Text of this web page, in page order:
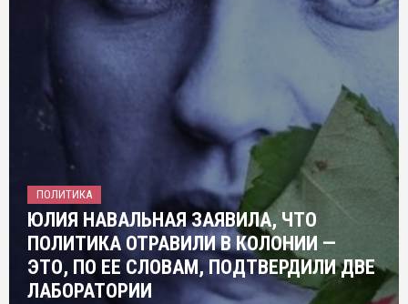
ПОЛИТИКА
ЮЛИЯ НАВАЛЬНАЯ ЗАЯВИЛА, ЧТО
ПОЛИТИКА ОТРАВИЛИ В КОЛОНИИ —
ЭТО, ПО ЕЕ СЛОВАМ, ПОДТВЕРДИЛИ ДВЕ
ЛАБОРАТОРИИ